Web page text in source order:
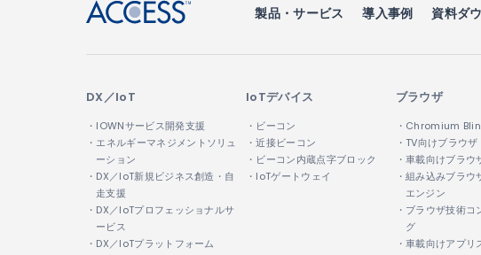
製品・サービス 導入事例 資料ダ
DX／IoT
・IOWNサービス開発支援
・エネルギーマネジメントソリュ
ーション
・DX／IoT新規ビジネス創造・自
走支援
・DX／IoTプロフェッショナルサ
ービス
・DX／IoTプラットフォーム
IoTデバイス
・ビーコン
・近接ビーコン
・ビーコン内蔵点字ブロック
・IoTゲートウェイ
ブラウザ
・Chromium
・TV向けブラウザ
・車載向けブラウ
・組み込みブラ
エンジン
・ブラウザ技術コ
グ
・車載向けアプリ